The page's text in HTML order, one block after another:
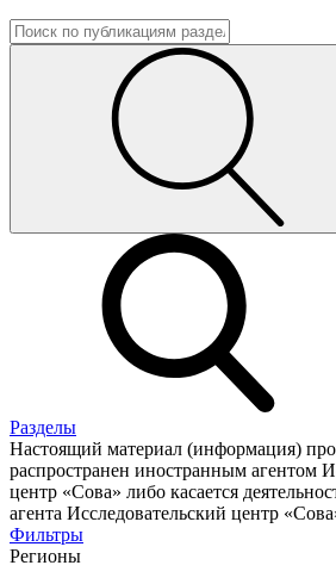
Разделы
Настоящий материал (информация)
распространен иностранным агентом
центр «Сова» либо касается
агента Исследовательский центр
Фильтры
Регионы